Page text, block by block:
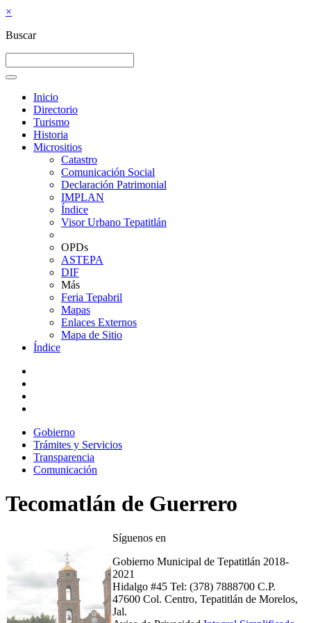
×
Buscar
Inicio
Directorio
Turismo
Historia
Micrositios
Catastro
Comunicación Social
Declaración Patrimonial
IMPLAN
Índice
Visor Urbano Tepatitlán
OPDs
ASTEPA
DIF
Más
Feria Tepabril
Mapas
Enlaces Externos
Mapa de Sitio
Índice
Gobierno
Trámites y Servicios
Transparencia
Comunicación
Tecomatlán de Guerrero
Síguenos en
Gobierno Municipal de Tepatitlán 2018-
2021
Hidalgo #45 Tel: (378) 7888700 C.P.
47600 Col. Centro, Tepatitlán de Morelos,
Jal.